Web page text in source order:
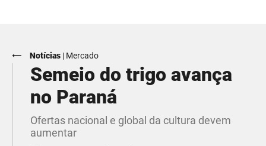
Notícias | Mercado
Semeio do trigo avança
no Paraná
Ofertas nacional e global da cultura devem
aumentar